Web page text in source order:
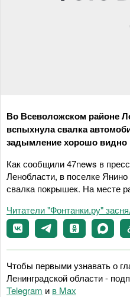
Во Всеволожском районе
вспыхнула свалка
задымление хорошо видно
Как сообщили 47news в
Ленобласти, в поселке Янино
свалка покрышек. На месте
Читатели "Фонтанки.ру"
Чтобы первыми узнавать о
Ленинградской области -
Telegram и в Maх